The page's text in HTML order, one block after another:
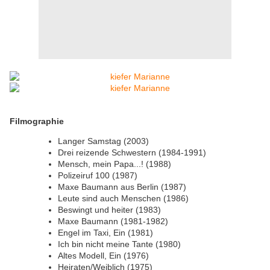
Filmographie
Langer Samstag (2003)
Drei reizende Schwestern (1984-1991)
Mensch, mein Papa...! (1988)
Polizeiruf 100 (1987)
Maxe Baumann aus Berlin (1987)
Leute sind auch Menschen (1986)
Beswingt und heiter (1983)
Maxe Baumann (1981-1982)
Engel im Taxi, Ein (1981)
Ich bin nicht meine Tante (1980)
Altes Modell, Ein (1976)
Heiraten/Weiblich (1975)